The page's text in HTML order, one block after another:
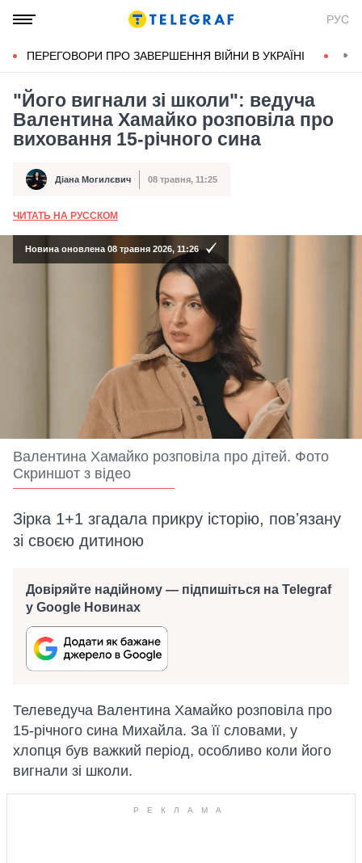
РУС
ПЕРЕГОВОРИ ПРО ЗАВЕРШЕННЯ ВІЙНИ В УКРАЇНІ
"Його вигнали зі школи": ведуча
Валентина Хамайко розповіла про
виховання 15-річного сина
Автор Діана Могилєвич
Дата публікації 08 травня, 11:25
ЧИТАТЬ НА РУССКОМ
Новина оновлена 08 травня 2026, 11:26
Валентина Хамайко розповіла про дітей. Фото
Скриншот з відео
Зірка 1+1 згадала прикру історію, повʼязану
зі своєю дитиною
Довіряйте надійному — підпишіться на Telegraf
у Google Новинах
Телеведуча Валентина Хамайко розповіла про
15-річного сина Михайла. За її словами, у
хлопця був важкий період, особливо коли його
вигнали зі школи.